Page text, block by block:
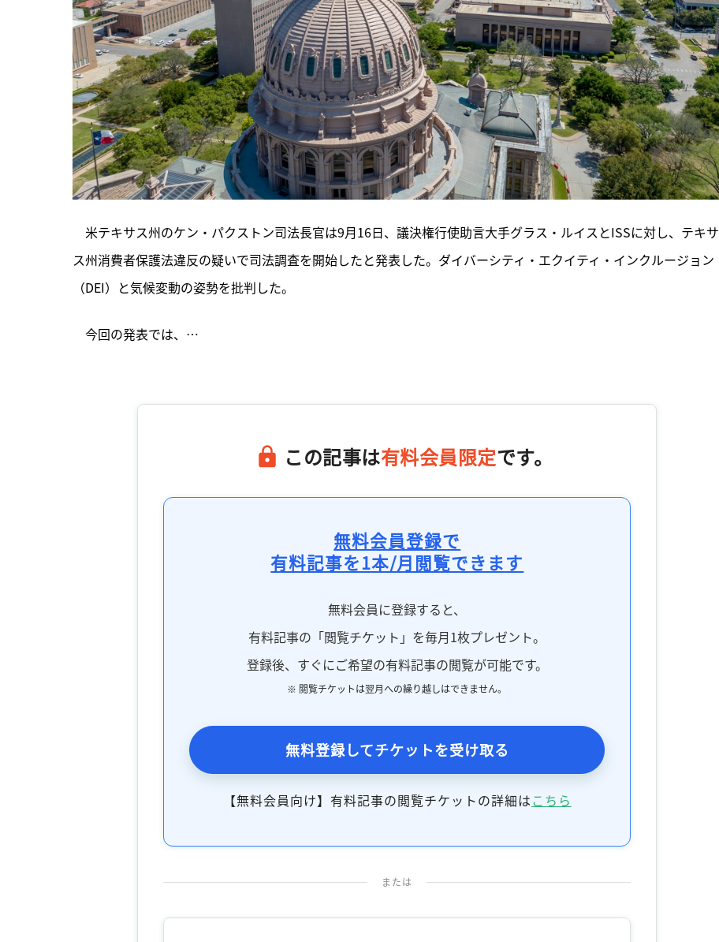
米テキサス州のケン・パクストン司法長官は9月16日、議決権行使助言大手グラス・ルイスとISSに対し、テキサ
ス州消費者保護法違反の疑いで司法調査を開始したと発表した。ダイバーシティ・エクイティ・インクルージョン
（DEI）と気候変動の姿勢を批判した。
今回の発表では、…
この記事は有料会員限定です。
無料会員登録で
有料記事を1本/月閲覧できます
無料会員に登録すると、
有料記事の「閲覧チケット」を毎月1枚プレゼント。
登録後、すぐにご希望の有料記事の閲覧が可能です。
※ 閲覧チケットは翌月への繰り越しはできません。
無料登録してチケットを受け取る
【無料会員向け】有料記事の閲覧チケットの詳細はこちら
または